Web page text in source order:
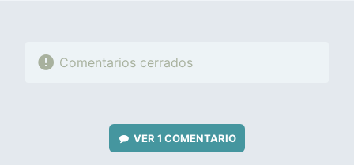
Comentarios cerrados
VER 1 COMENTARIO